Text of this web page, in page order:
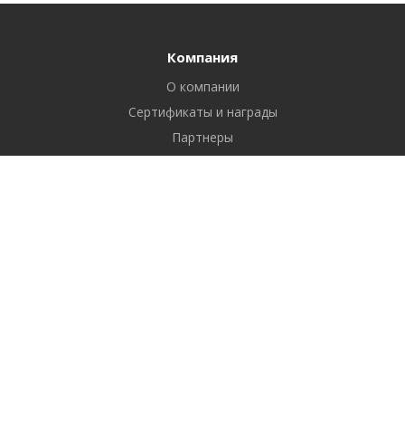
Компания
О компании
Сертификаты и награды
Партнеры